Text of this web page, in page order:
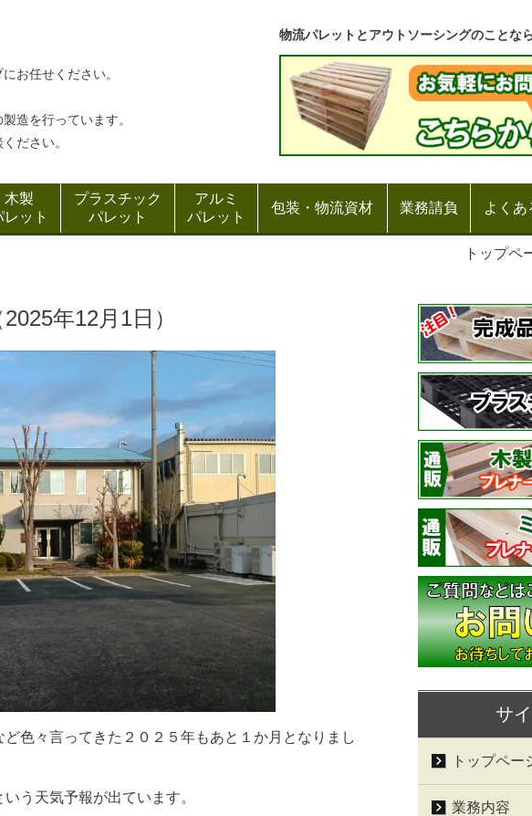
お任せください。
造を行っています。
ださい。
物流パレットとアウトソーシングのことな
木製
レット
プラスチック
パレット
アルミ
パレット
包装・物流資材 業務請負 よくあ
トップペ
2025年12月1日）
色々言ってきた２０２５年もあと１か月となりまし
う天気予報が出ています。
サ
トップペー
業務内容